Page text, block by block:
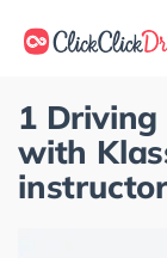
1
with
instructor